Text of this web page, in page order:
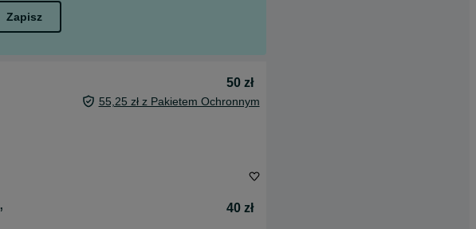
Zapisz
50 zł
55,25 zł z Pakietem Ochronnym
40 zł